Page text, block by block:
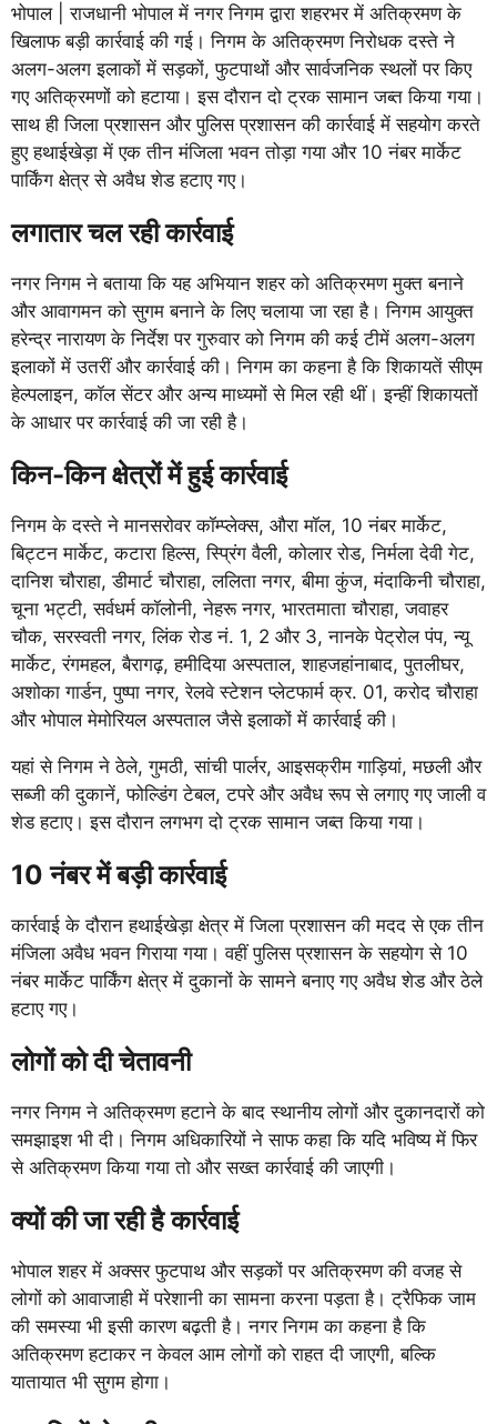
भोपाल | राजधानी भोपाल में नगर निगम द्वारा शहरभर में अतिक्रमण के
खिलाफ बड़ी कार्रवाई की गई। निगम के अतिक्रमण निरोधक दस्ते ने
अलग-अलग इलाकों में सड़कों, फुटपाथों और सार्वजनिक स्थलों पर किए
गए अतिक्रमणों को हटाया। इस दौरान दो ट्रक सामान जब्त किया गया।
साथ ही जिला प्रशासन और पुलिस प्रशासन की कार्रवाई में सहयोग करते
हुए हथाईखेड़ा में एक तीन मंजिला भवन तोड़ा गया और 10 नंबर मार्केट
पार्किंग क्षेत्र से अवैध शेड हटाए गए।
लगातार चल रही कार्रवाई
नगर निगम ने बताया कि यह अभियान शहर को अतिक्रमण मुक्त बनाने
और आवागमन को सुगम बनाने के लिए चलाया जा रहा है। निगम आयुक्त
हरेन्द्र नारायण के निर्देश पर गुरुवार को निगम की कई टीमें अलग-अलग
इलाकों में उतरीं और कार्रवाई की। निगम का कहना है कि शिकायतें सीएम
हेल्पलाइन, कॉल सेंटर और अन्य माध्यमों से मिल रही थीं। इन्हीं शिकायतों
के आधार पर कार्रवाई की जा रही है।
किन-किन क्षेत्रों में हुई कार्रवाई
निगम के दस्ते ने मानसरोवर कॉम्प्लेक्स, औरा मॉल, 10 नंबर मार्केट,
बिट्टन मार्केट, कटारा हिल्स, स्प्रिंग वैली, कोलार रोड, निर्मला देवी गेट,
दानिश चौराहा, डीमार्ट चौराहा, ललिता नगर, बीमा कुंज, मंदाकिनी चौराहा,
चूना भट्टी, सर्वधर्म कॉलोनी, नेहरू नगर, भारतमाता चौराहा, जवाहर
चौक, सरस्वती नगर, लिंक रोड नं. 1, 2 और 3, नानके पेट्रोल पंप, न्यू
मार्केट, रंगमहल, बैरागढ़, हमीदिया अस्पताल, शाहजहांनाबाद, पुतलीघर,
अशोका गार्डन, पुष्पा नगर, रेलवे स्टेशन प्लेटफार्म क्र. 01, करोद चौराहा
और भोपाल मेमोरियल अस्पताल जैसे इलाकों में कार्रवाई की।
यहां से निगम ने ठेले, गुमठी, सांची पार्लर, आइसक्रीम गाड़ियां, मछली और
सब्जी की दुकानें, फोल्डिंग टेबल, टपरे और अवैध रूप से लगाए गए जाली व
शेड हटाए। इस दौरान लगभग दो ट्रक सामान जब्त किया गया।
10 नंबर में बड़ी कार्रवाई
कार्रवाई के दौरान हथाईखेड़ा क्षेत्र में जिला प्रशासन की मदद से एक तीन
मंजिला अवैध भवन गिराया गया। वहीं पुलिस प्रशासन के सहयोग से 10
नंबर मार्केट पार्किंग क्षेत्र में दुकानों के सामने बनाए गए अवैध शेड और ठेले
हटाए गए।
लोगों को दी चेतावनी
नगर निगम ने अतिक्रमण हटाने के बाद स्थानीय लोगों और दुकानदारों को
समझाइश भी दी। निगम अधिकारियों ने साफ कहा कि यदि भविष्य में फिर
से अतिक्रमण किया गया तो और सख्त कार्रवाई की जाएगी।
क्यों की जा रही है कार्रवाई
भोपाल शहर में अक्सर फुटपाथ और सड़कों पर अतिक्रमण की वजह से
लोगों को आवाजाही में परेशानी का सामना करना पड़ता है। ट्रैफिक जाम
की समस्या भी इसी कारण बढ़ती है। नगर निगम का कहना है कि
अतिक्रमण हटाकर न केवल आम लोगों को राहत दी जाएगी, बल्कि
यातायात भी सुगम होगा।